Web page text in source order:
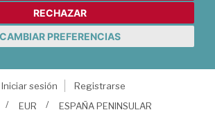
RECHAZAR
CAMBIAR PREFERENCIAS
Iniciar sesión
Registrarse
EUR ESPAÑA PENINSULAR